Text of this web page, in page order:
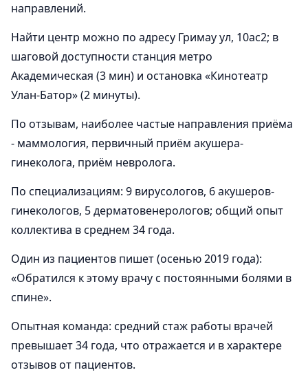
направлений.
Найти центр можно по адресу Гримау ул, 10ас2; в
шаговой доступности станция метро
Академическая (3 мин) и остановка «Кинотеатр
Улан-Батор» (2 минуты).
По отзывам, наиболее частые направления приёма
- маммология, первичный приём акушера-
гинеколога, приём невролога.
По специализациям: 9 вирусологов, 6 акушеров-
гинекологов, 5 дерматовенерологов; общий опыт
коллектива в среднем 34 года.
Один из пациентов пишет (осенью 2019 года):
«Обратился к этому врачу с постоянными болями в
спине».
Опытная команда: средний стаж работы врачей
превышает 34 года, что отражается и в характере
отзывов от пациентов.